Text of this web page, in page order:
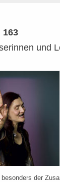
163
und
besonders der